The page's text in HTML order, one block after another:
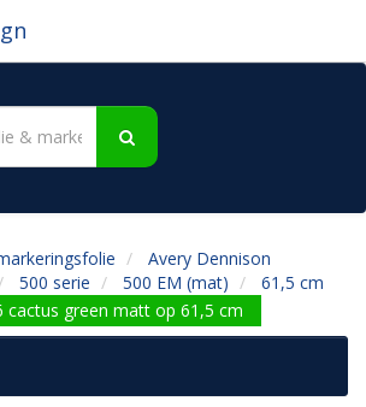
Avery Dennison
500 serie 500 EM (mat)
61,5 cm
cactus green matt op 61,5 cm